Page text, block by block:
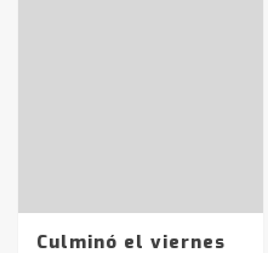
Culminó el viernes